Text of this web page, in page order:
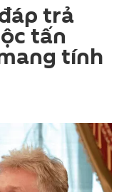
trả
tấn
tính